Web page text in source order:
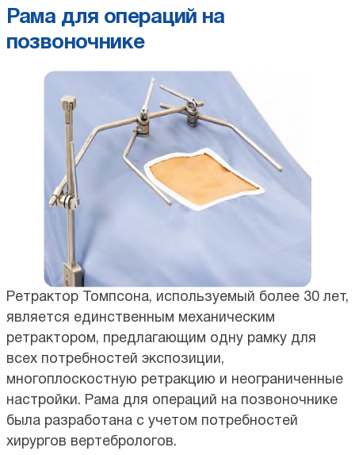
Рама для операций на
позвоночнике
Ретрактор Томпсона, используемый более 30 лет,
является единственным механическим
ретрактором, предлагающим одну рамку для
всех потребностей экспозиции,
многоплоскостную ретракцию и неограниченные
настройки. Рама для операций на позвоночнике
была разработана с учетом потребностей
хирургов вертебрологов.